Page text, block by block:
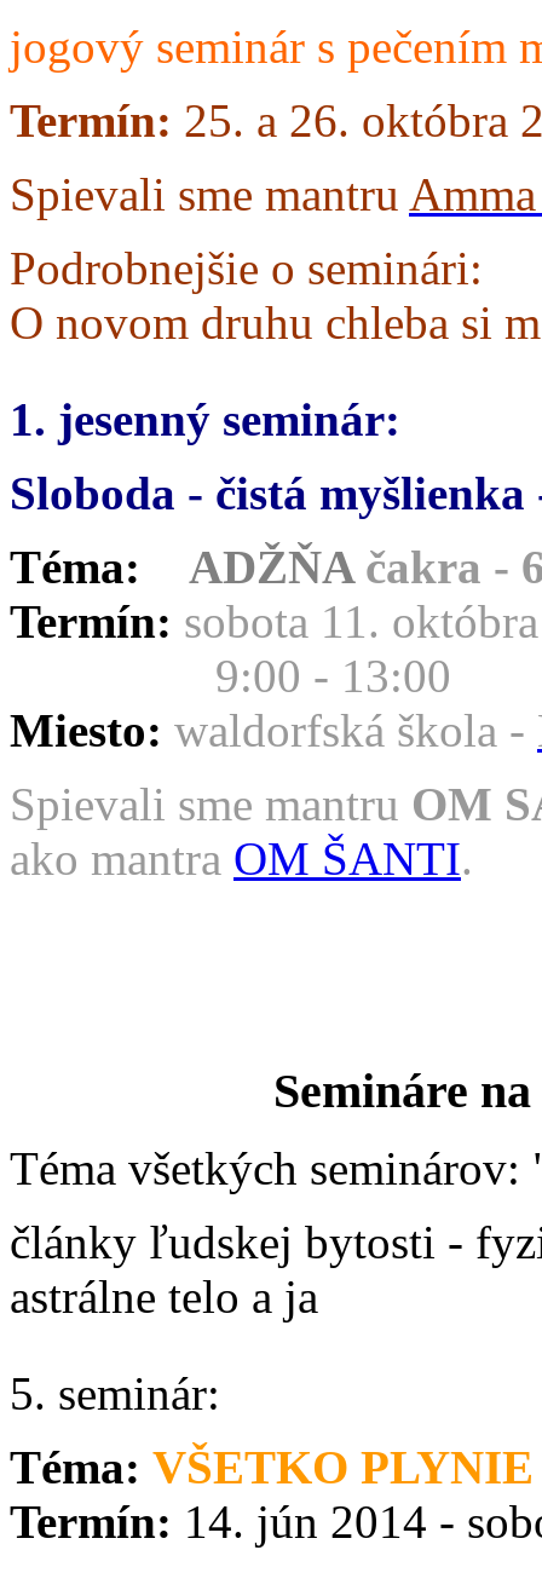
jogový seminár s pečením
Termín: 25. a 26. októbra
Spievali sme mantru
Podrobnejšie o seminári:
O novom druhu chleba si
1. jesenný seminár:
Sloboda - čistá
Téma:
ADŽŇAčakra -
Termín: sobota 11.
9:00 - 13:00
Miesto: waldorfská škola -
Spievali sme mantru OM
ako mantra OM ŠANTI.
Semináre
Téma všetkých seminárov:
články ľudskej bytosti -
astrálne telo a ja
5. seminár:
Téma: VŠETKO
Termín: 14. jún 2014 -